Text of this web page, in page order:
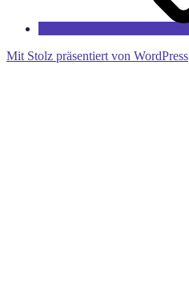
Mit Stolz präsentiert von WordPress